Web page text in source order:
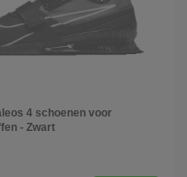
4 schoenen voor
- Zwart